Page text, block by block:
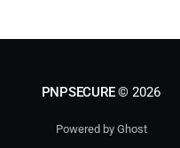
PNPSECURE© 2026
Powered by Ghost